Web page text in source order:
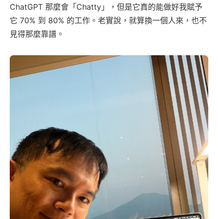
ChatGPT 那麼會「Chatty」，但是它真的能做好我賦予
它 70% 到 80% 的工作。老實說，就算換一個人來，也不
見得那麼靠譜。